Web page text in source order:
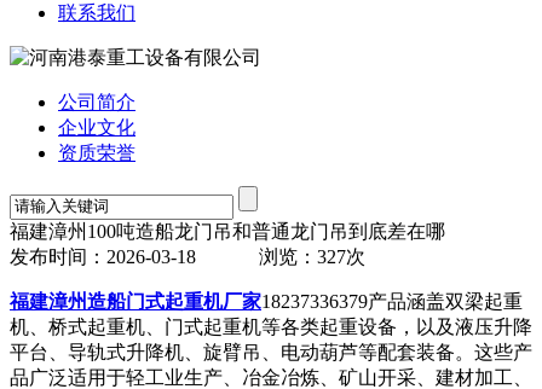
联系我们
公司简介
企业文化
资质荣誉
福建漳州100吨造船龙门吊和普通龙门吊到底差在哪
发布时间：2026-03-18 浏览：327次
福建漳州造船门式起重机厂家18237336379产品涵盖双梁起重
机、桥式起重机、门式起重机等各类起重设备，以及液压升降
平台、导轨式升降机、旋臂吊、电动葫芦等配套装备。这些产
品广泛适用于轻工业生产、冶金冶炼、矿山开采、建材加工、